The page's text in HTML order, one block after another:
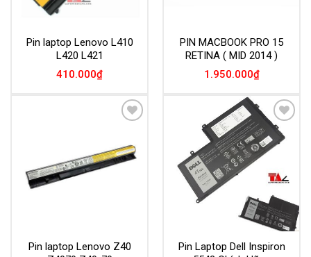
Pin laptop Lenovo L410
L420 L421
410.000₫
PIN MACBOOK PRO 15
RETINA ( MID 2014 )
1.950.000₫
Pin laptop Lenovo Z40
Add to
Wishlist
Pin Laptop Dell Inspiron